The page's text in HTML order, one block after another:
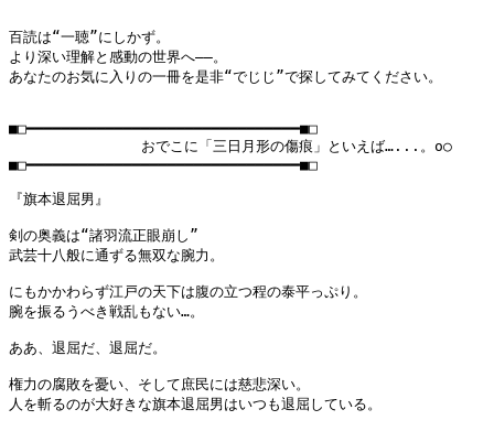
百読は“一聴”にしかず。
より深い理解と感動の世界へ――。
あなたのお気に入りの一冊を是非“でじじ”で探してみてください。
■□━━━━━━━━━━━━━━━━━━━━━━━━━━━━━━━■□
               おでこに「三日月形の傷痕」といえば…...。o○
■□━━━━━━━━━━━━━━━━━━━━━━━━━━━━━━━■□
『旗本退屈男』
剣の奥義は“諸羽流正眼崩し”
武芸十八般に通ずる無双な腕力。
にもかかわらず江戸の天下は腹の立つ程の泰平っぷり。
腕を振るうべき戦乱もない…。
ああ、退屈だ、退屈だ。
権力の腐敗を憂い、そして庶民には慈悲深い。
人を斬るのが大好きな旗本退屈男はいつも退屈している。